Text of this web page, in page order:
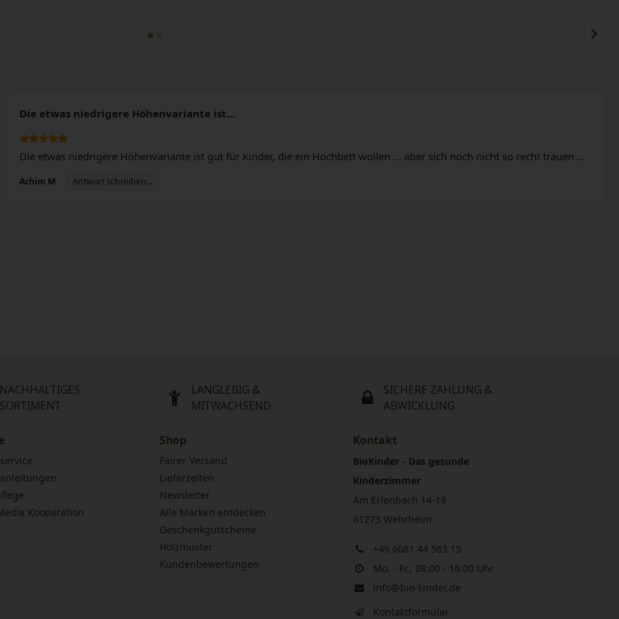
Die etwas niedrigere Höhenvariante ist...
Die etwas niedrigere Höhenvariante ist gut für Kinder, die ein Hochbett wollen ... aber sich noch nicht so recht trauen ...
Achim M. Antwort schreiben...
NACHHALTIGES
SORTIMENT
LANGLEBIG &
MITWACHSEND
SICHERE ZAHLUNG &
ABWICKLUNG
Kooperation
Shop
Fairer Versand
Lieferzeiten
Newsletter
Alle Marken entdecken
Geschenkgutscheine
Holzmuster
Kundenbewertungen
Kontakt
BioKinder - Das gesunde
Kinderzimmer
Am Erlenbach 14-18
61273 Wehrheim
+49 6081 44 563 15
Mo. - Fr., 08:00 - 16:00 Uhr
info@bio-kinder.de
Kontaktformular